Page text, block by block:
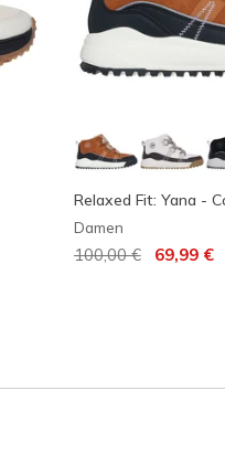
Relaxed Fit: Yana -
Damen
Reduziert von
100,00 €auf69,99 €